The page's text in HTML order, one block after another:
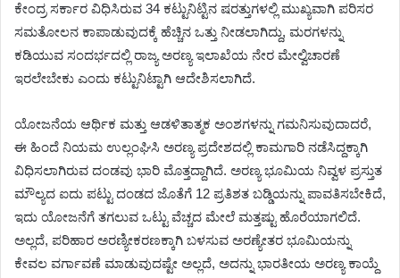
ಕೇಂದ್ರ ಸರ್ಕಾರ ವಿಧಿಸಿರುವ 34 ಕಟ್ಟುನಿಟ್ಟಿನ ಷರತ್ತುಗಳಲ್ಲಿ ಮುಖ್ಯವಾಗಿ ಪರಿಸರ
ಸಮತೋಲನ ಕಾಪಾಡುವುದಕ್ಕೆ ಹೆಚ್ಚಿನ ಒತ್ತು ನೀಡಲಾಗಿದ್ದು, ಮರಗಳನ್ನು
ಕಡಿಯುವ ಸಂದರ್ಭದಲ್ಲಿ ರಾಜ್ಯ ಅರಣ್ಯ ಇಲಾಖೆಯ ನೇರ ಮೇಲ್ವಿಚಾರಣೆ
ಇರಲೇಬೇಕು ಎಂದು ಕಟ್ಟುನಿಟ್ಟಾಗಿ ಆದೇಶಿಸಲಾಗಿದೆ.
ಯೋಜನೆಯ ಆರ್ಥಿಕ ಮತ್ತು ಆಡಳಿತಾತ್ಮಕ ಅಂಶಗಳನ್ನು ಗಮನಿಸುವುದಾದರೆ,
ಈ ಹಿಂದೆ ನಿಯಮ ಉಲ್ಲಂಘಿಸಿ ಅರಣ್ಯ ಪ್ರದೇಶದಲ್ಲಿ ಕಾಮಗಾರಿ ನಡೆಸಿದ್ದಕ್ಕಾಗಿ
ವಿಧಿಸಲಾಗಿರುವ ದಂಡವು ಭಾರಿ ಮೊತ್ತದ್ದಾಗಿದೆ. ಅರಣ್ಯ ಭೂಮಿಯ ನಿವ್ವಳ ಪ್ರಸ್ತುತ
ಮೌಲ್ಯದ ಐದು ಪಟ್ಟು ದಂಡದ ಜೊತೆಗೆ 12 ಪ್ರತಿಶತ ಬಡ್ಡಿಯನ್ನು ಪಾವತಿಸಬೇಕಿದೆ,
ಇದು ಯೋಜನೆಗೆ ತಗಲುವ ಒಟ್ಟು ವೆಚ್ಚದ ಮೇಲೆ ಮತ್ತಷ್ಟು ಹೊರೆಯಾಗಲಿದೆ.
ಅಲ್ಲದೆ, ಪರಿಹಾರ ಅರಣ್ಯೀಕರಣಕ್ಕಾಗಿ ಬಳಸುವ ಅರಣ್ಯೇತರ ಭೂಮಿಯನ್ನು
ಕೇವಲ ವರ್ಗಾವಣೆ ಮಾಡುವುದಷ್ಟೇ ಅಲ್ಲದೆ, ಅದನ್ನು ಭಾರತೀಯ ಅರಣ್ಯ ಕಾಯ್ದೆ